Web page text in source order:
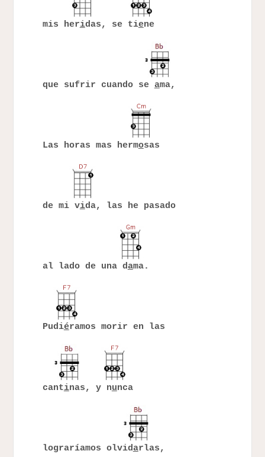
mis heridas, se tiene
que sufrir cuando se ama,
Las horas mas hermosas
de mi vida, las he pasado
al lado de una dama.
Pudiéramos morir en las
cantinas, y nunca
lograríamos olvidarlas,